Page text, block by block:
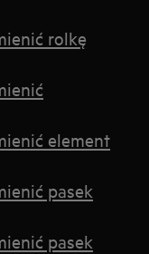
rolkę
element
pasek
pasek